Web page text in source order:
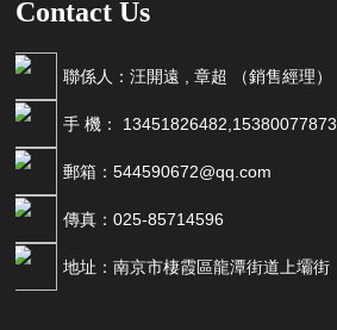
Contact Us
聯係人：汪開遠 , 章超 （銷售經理）
手 機： 13451826482,15380077873
郵箱：544590672@qq.com
傳真：025-85714596
地址：南京市棲霞區龍潭街道上壩街